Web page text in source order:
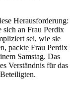
Herausforderung:
sich an Frau Perdix
sei, wie sie
packte Frau Perdix
Samstag. Das
Verständnis für das